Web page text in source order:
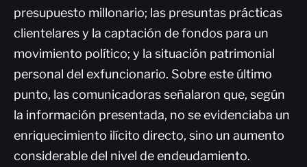
presupuesto millonario; las presuntas prácticas
clientelares y la captación de fondos para un
movimiento político; y la situación patrimonial
personal del exfuncionario. Sobre este último
punto, las comunicadoras señalaron que, según
la información presentada, no se evidenciaba un
enriquecimiento ilícito directo, sino un aumento
considerable del nivel de endeudamiento.